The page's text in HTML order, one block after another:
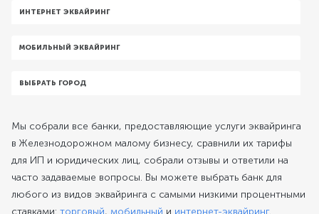
ИНТЕРНЕТ ЭКВАЙРИНГ
МОБИЛЬНЫЙ ЭКВАЙРИНГ
ВЫБРАТЬ ГОРОД
Мы собрали все банки, предоставляющие услуги эквайринга
в Железнодорожном малому бизнесу, сравнили их тарифы
для ИП и юридических лиц, собрали отзывы и ответили на
часто задаваемые вопросы. Вы можете выбрать банк для
любого из видов эквайринга с самыми низкими процентными
ставками: торговый, мобильный и интернет-эквайринг.